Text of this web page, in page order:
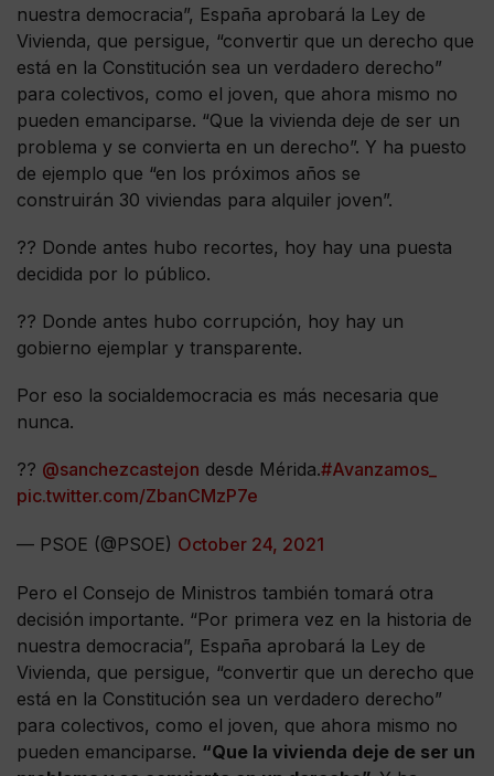
nuestra democracia”, España aprobará la Ley de
Vivienda, que persigue, “convertir que un derecho que
está en la Constitución sea un verdadero derecho”
para colectivos, como el joven, que ahora mismo no
pueden emanciparse. “Que la vivienda deje de ser un
problema y se convierta en un derecho”. Y ha puesto
de ejemplo que “en los próximos años se
construirán 30 viviendas para alquiler joven”.
?? Donde antes hubo recortes, hoy hay una puesta
decidida por lo público.
?? Donde antes hubo corrupción, hoy hay un
gobierno ejemplar y transparente.
Por eso la socialdemocracia es más necesaria que
nunca.
?? @sanchezcastejon desde Mérida.#Avanzamos_
pic.twitter.com/ZbanCMzP7e
— PSOE (@PSOE) October 24, 2021
Pero el Consejo de Ministros también tomará otra
decisión importante. “Por primera vez en la historia de
nuestra democracia”, España aprobará la Ley de
Vivienda, que persigue, “convertir que un derecho que
está en la Constitución sea un verdadero derecho”
para colectivos, como el joven, que ahora mismo no
pueden emanciparse. “Que la vivienda deje de ser un